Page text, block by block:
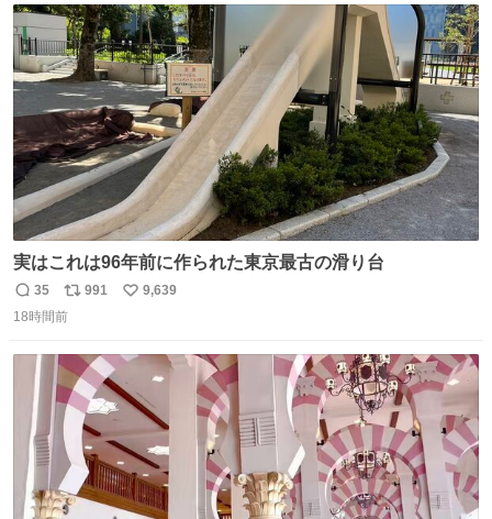
さで亡くなりましたが、この家具達をとても大切にしてお
りました 続く↓
ト
数
数
実はこれは96年前に作られた東京最古の滑り台
返
信
35
リ
ポ
ト
数
991
い
9,639
18時間前